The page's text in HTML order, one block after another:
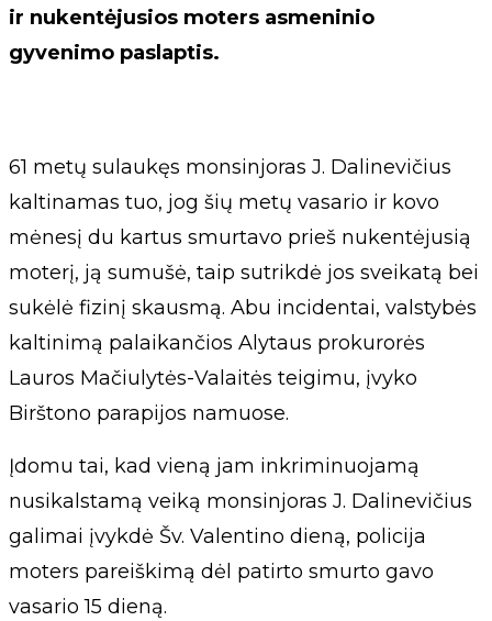
ir nukentėjusios moters asmeninio
gyvenimo paslaptis.
61 metų sulaukęs monsinjoras J. Dalinevičius
kaltinamas tuo, jog šių metų vasario ir kovo
mėnesį du kartus smurtavo prieš nukentėjusią
moterį, ją sumušė, taip sutrikdė jos sveikatą bei
sukėlė fizinį skausmą. Abu incidentai, valstybės
kaltinimą palaikančios Alytaus prokurorės
Lauros Mačiulytės-Valaitės teigimu, įvyko
Birštono parapijos namuose.
Įdomu tai, kad vieną jam inkriminuojamą
nusikalstamą veiką monsinjoras J. Dalinevičius
galimai įvykdė Šv. Valentino dieną, policija
moters pareiškimą dėl patirto smurto gavo
vasario 15 dieną.